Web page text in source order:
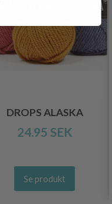
DROPS ALASKA
24.95 SEK
Se produkt